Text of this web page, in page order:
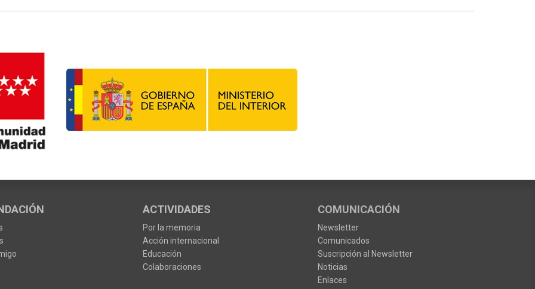
ACTIVIDADES
Por la memoria
Acción internacional
Educación
Colaboraciones
COMUNICACIÓN
Newsletter
Comunicados
Suscripción al Newsletter
Noticias
Enlaces